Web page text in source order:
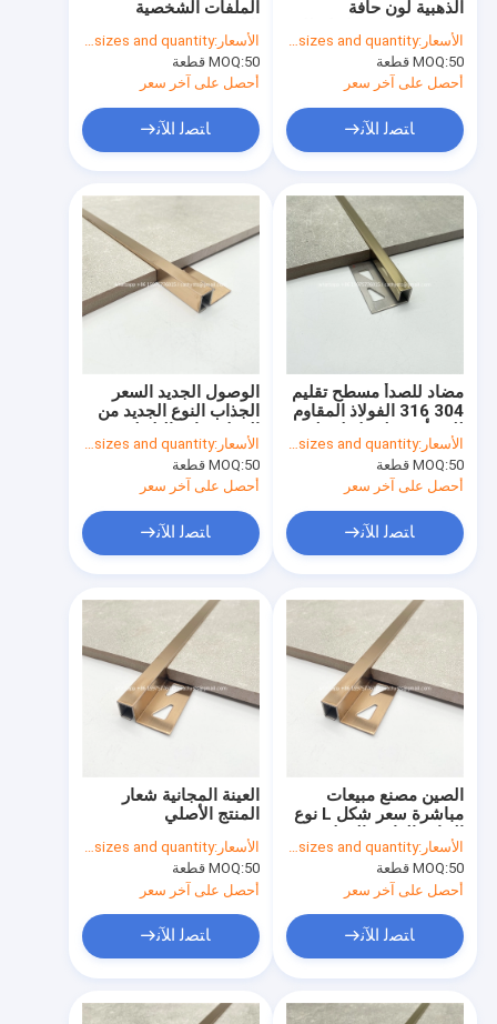
أثاث من الفولاذ المقاوم للصدأ
لوحة غطاء من الألومنيوم
الحواجز المعدنية، السلالم والسياج
ورقة ملونة من الفولاذ المقاوم للصدأ
رقم 4 ورقة الفولاذ المقاوم للصدأ
عمل الصلب المقاوم للصدأ
أنابيب الصلب غير القابل للصدأ
صفائح الفولاذ المقاوم للصدأ المموجة
الملفات الشخصية
السيراميكية الزاوية
الفولاذ المقاوم للصدأ
الأسعار:based on sizes and quantity
MOQ:50 قطعة
أحصل على آخر سعر
ﺎﺘﺼﻟ ﺍﻶﻧ
الذهبية لون حافة
الفولاذ المقاوم للصدأ
الأسعار:based on sizes and quantity
MOQ:50 قطعة
أحصل على آخر سعر
ﺎﺘﺼﻟ ﺍﻶﻧ
الوصول الجديد السعر
الجذاب النوع الجديد من
التجميل المقاوم للصدأ
الأسعار:based on sizes and quantity
MOQ:50 قطعة
أحصل على آخر سعر
ﺎﺘﺼﻟ ﺍﻶﻧ
مضاد للصدأ مسطح تقليم
304 316 الفولاذ المقاوم
شرائط بلاط السيراميك
لتزيين الجدران والسقف
الأسعار:based on sizes and quantity
MOQ:50 قطعة
أحصل على آخر سعر
ﺎﺘﺼﻟ ﺍﻶﻧ
العينة المجانية شعار
المنتج الأصلي
الأسعار:based on sizes and quantity
MOQ:50 قطعة
أحصل على آخر سعر
ﺎﺘﺼﻟ ﺍﻶﻧ
الصين مصنع مبيعات
مباشرة سعر شكل L نوع
المقاوم للصدأ أجزاء
القشرة طلاء الزوايا
الأسعار:based on sizes and quantity
MOQ:50 قطعة
أحصل على آخر سعر
ﺎﺘﺼﻟ ﺍﻶﻧ